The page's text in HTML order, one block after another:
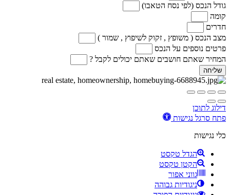
גודל הנכס (לפי נסח הטאבו)
קומה
חדרים
מצב הנכס ( משופץ , זקוק לשיפוץ , שמור )
פרטים נוספים על הנכס
המחיר שאתם חושבים שאתם יכולים לקבל ?
שליחה
דילוג לתוכן
פתח סרגל נגישות
כלי נגישות
הגדל טקסט
הקטן טקסט
גווני אפור
ניגודיות גבוהה